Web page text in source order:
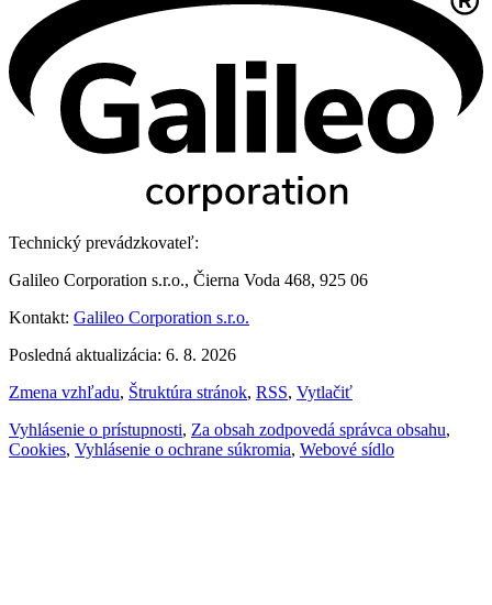
Technický prevádzkovateľ:
Galileo Corporation s.r.o., Čierna Voda 468, 925 06
Kontakt: Galileo Corporation s.r.o.
Posledná aktualizácia: 6. 8. 2026
Zmena vzhľadu, Štruktúra stránok, RSS, Vytlačiť
Vyhlásenie o prístupnosti, Za obsah zodpovedá správca obsahu,
Cookies, Vyhlásenie o ochrane súkromia, Webové sídlo